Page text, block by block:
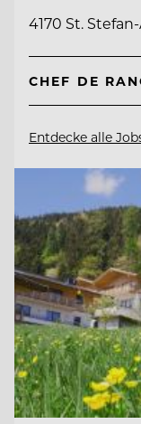
4170 St.
Entdecke alle